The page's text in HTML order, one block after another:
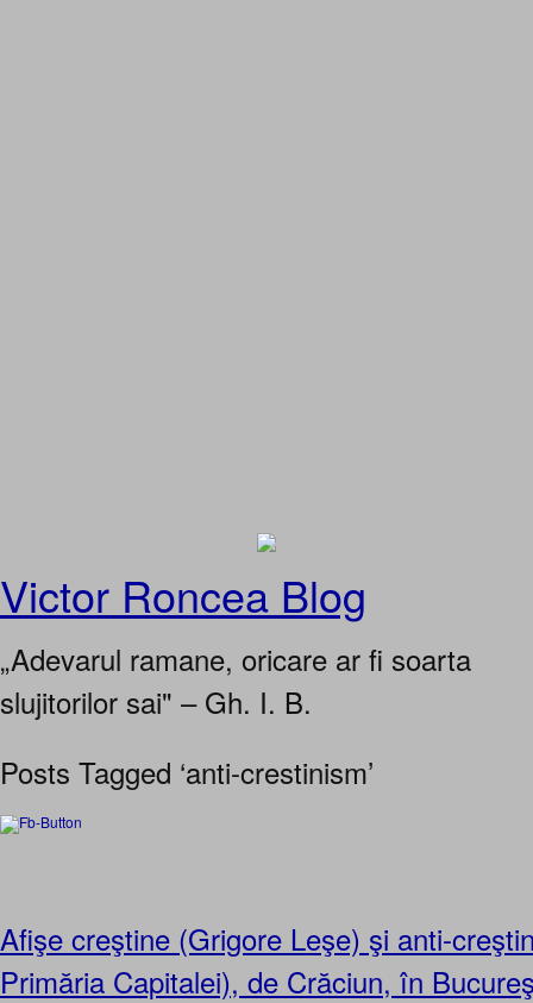
Victor Roncea Blog
„Adevarul ramane, oricare ar fi soarta
slujitorilor sai" – Gh. I. B.
Posts Tagged ‘anti-crestinism’
Afişe creştine (Grigore Leşe) şi anti-
Primăria Capitalei), de Crăciun, în